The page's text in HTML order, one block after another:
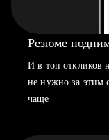
Резюме
И в топ откликов
не нужно за этим
чаще